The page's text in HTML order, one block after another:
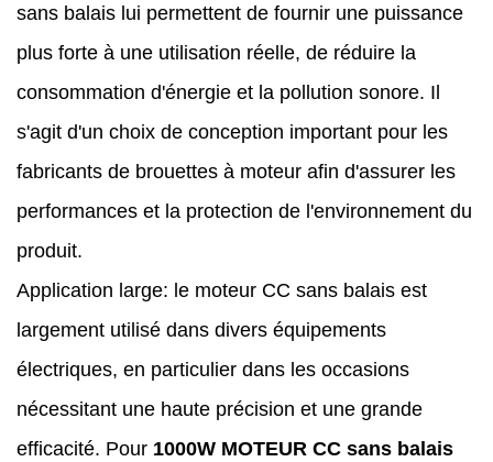
sans balais lui permettent de fournir une puissance
plus forte à une utilisation réelle, de réduire la
consommation d'énergie et la pollution sonore. Il
s'agit d'un choix de conception important pour les
fabricants de brouettes à moteur afin d'assurer les
performances et la protection de l'environnement du
produit.
Application large: le moteur CC sans balais est
largement utilisé dans divers équipements
électriques, en particulier dans les occasions
nécessitant une haute précision et une grande
efficacité. Pour 1000W MOTEUR CC sans balais